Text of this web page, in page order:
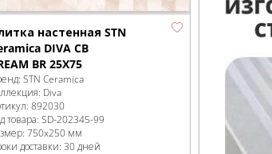
настенная STN
DIVA CB
BR 25X75
STN Ceramica
Diva
892030
товара: SD-202345-99
750x250 мм
доставки: 30 дней